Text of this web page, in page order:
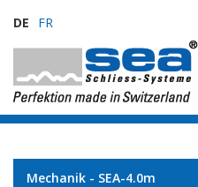
DE FR
Mechanik - SEA-4.0m